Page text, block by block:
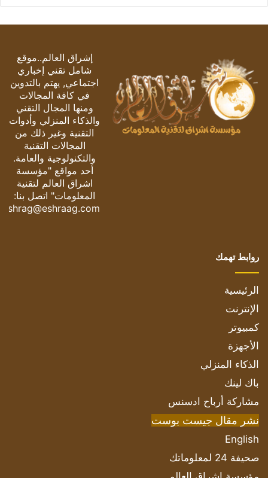
إشراق العالم..موقع
شامل تقني إخباري
اجتماعي, يهتم بالتدوين
في كافة المجالات
ومنها المجال التقني
والذكاء المنزلي وأدوات
التقنية وغير ذلك من
المجالات التقنية
والتكنولوجية والعامة.
أحد مواقع "مؤسسة
اشراق العالم لتقنية
المعلومات" اتصل بنا:
eshrag@eshraag.com
روابط تهمك
الرئيسية
الإنترنت
كمبيوتر
الأجهزة
الذكاء المنزلي
باك لينك
مشاركة أرباح ادسنس
نشر مقال جيست بوست
English
صحيفة 24 لمعلوماتك